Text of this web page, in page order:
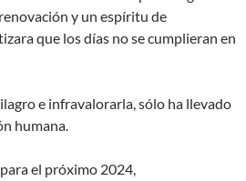
y un espíritu de
que los días no se cumplieran en
e infravalorarla, sólo ha llevado
humana.
el próximo 2024,